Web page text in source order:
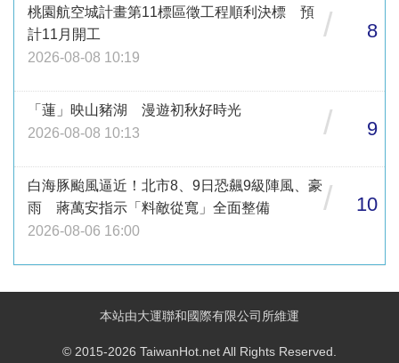
桃園航空城計畫第11標區徵工程順利決標 預
計11月開工
2026-08-08 10:19
/ 8
「蓮」映山豬湖 漫遊初秋好時光
2026-08-08 10:13
/ 9
白海豚颱風逼近！北市8、9日恐飆9級陣風、豪
雨 蔣萬安指示「料敵從寬」全面整備
2026-08-06 16:00
/ 10
本站由大運聯和國際有限公司所維運
© 2015-2026 TaiwanHot.net All Rights Reserved.